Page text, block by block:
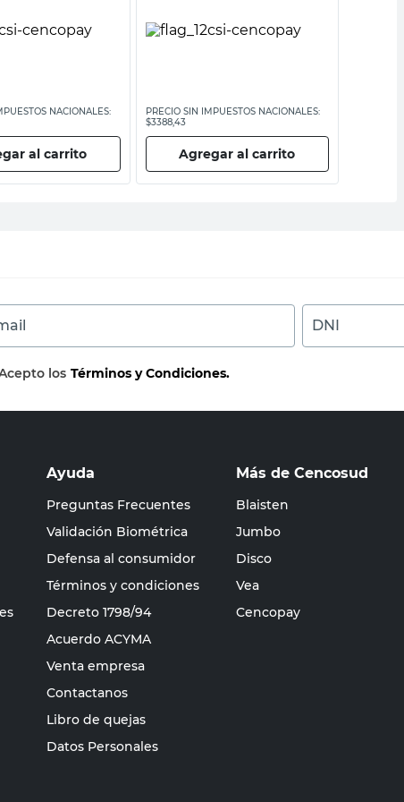
NACIONALES:
al carrito
PRECIO SIN IMPUESTOS NACIONALES:
$3388,43
Agregar al carrito
DNI
los Términos y Condiciones.
Ayuda
Preguntas Frecuentes
Validación Biométrica
Defensa al consumidor
Términos y condiciones
Decreto 1798/94
Acuerdo ACYMA
Venta empresa
Contactanos
Libro de quejas
Datos Personales
Más de Cencosud
Blaisten
Jumbo
Disco
Vea
Cencopay